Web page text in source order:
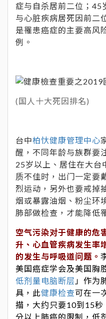
症与自杀居前二位；45
与心脏疾病居死因前二
是罹患癌症的主要高风
例。
(国人十大死因排名)
台中柏忕健康管理中心
醒，不同年龄与族群要
25岁以上、居住在大台
质不佳时，出门一定要
烈运动，另外也要戒掉
烟或暴露油烟、粉尘环
肺部做检查，才能降低
空气污染对于健康的危
升、心血管疾病发生率
的发生与呼吸道问题。
美国癌症学会及美国胸
低剂量电脑断层 」作为
具，此健康检查可在一
描，大约只要10到15
分以上肺癌的限制，低